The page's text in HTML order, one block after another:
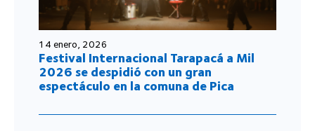
14 enero, 2026
Festival Internacional Tarapacá a Mil
2026 se despidió con un gran
espectáculo en la comuna de Pica